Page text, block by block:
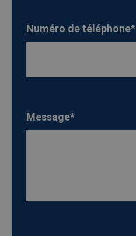
Numéro de téléphone*
Message*